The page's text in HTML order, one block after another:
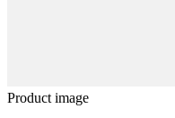
Product image